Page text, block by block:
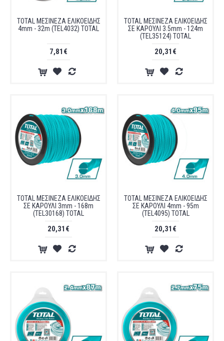
TOTAL ΜΕΣΙΝΕΖΑ ΕΛΙΚΟΕΙΔΗΣ
4mm - 32m (TEL4032) TOTAL
7,81€
TOTAL ΜΕΣΙΝΕΖΑ ΕΛΙΚΟΕΙΔΗΣ
ΣΕ ΚΑΡΟΥΛΙ 3.5mm - 124m
(TEL35124) TOTAL
20,31€
TOTAL ΜΕΣΙΝΕΖΑ ΕΛΙΚΟΕΙΔΗΣ
ΣΕ ΚΑΡΟΥΛΙ 3mm - 168m
(TEL30168) TOTAL
20,31€
TOTAL ΜΕΣΙΝΕΖΑ ΕΛΙΚΟΕΙΔΗΣ
ΣΕ ΚΑΡΟΥΛΙ 4mm - 95m
(TEL4095) TOTAL
20,31€